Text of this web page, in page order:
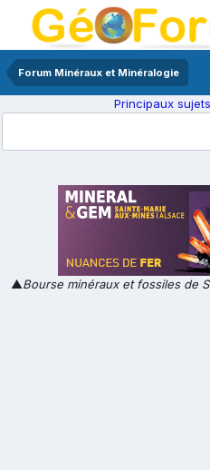
Forum Minéraux et Minéralogie
Principaux
▲Bourse minéraux et fossiles de